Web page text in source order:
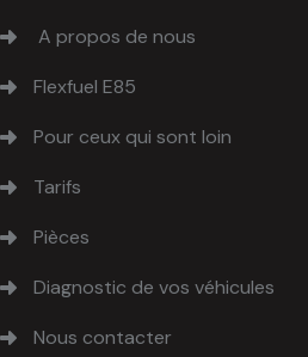
A propos de nous
Flexfuel E85
Pour ceux qui sont loin
Tarifs
Pièces
Diagnostic de vos véhicules
Nous contacter